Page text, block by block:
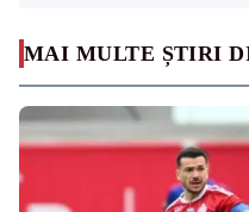
MAI MULTE ȘTIRI